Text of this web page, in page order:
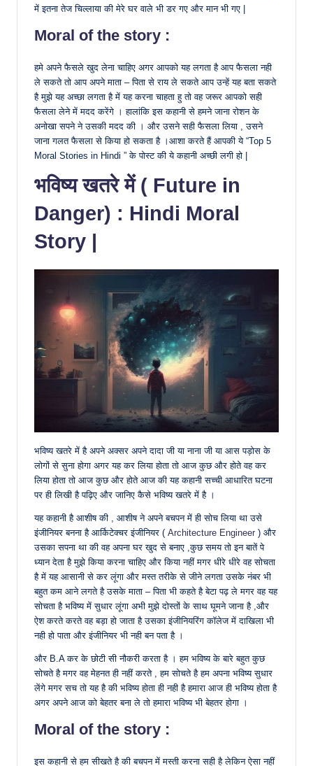
में इतना तेज चिल्लाया की मेरे घर वाले भी डर गए और मान भी गए |
Moral of the story :
हमे अपने फैसले खुद लेना चाहिए अगर आपको यह लगता है आप फैसला नही
ले सकते तो आप अपने माता – पिता से राय ले सकते आप उन्हें यह बता सकते
है मुझे यह अच्छा लगता है में यह करना चाहता हु तो वह जरूर आपको सही
फैसला लेने में मदद करेंगे । हालांकि इस कहानी से हमने जाना रोशन के
अनोखा सपने ने उसकी मदद की । और उसने सही फैसला लिया , उसने
जाना गलत फैसला से किया हो सकता है ।आशा करते हैं आपकी ये “Top 5
Moral Stories in Hindi ” के पोस्ट की ये कहानी अच्छी लगी हो |
भविष्य खतरे में ( Future in
Danger) : Hindi Moral
Story |
भविष्य खतरे में है अपने अक्सर अपने दादा जी या नाना जी या आस पड़ोस के
लोगों से सुना होगा अगर यह कर लिया होता तो आज कुछ और होते वह कर
लिया होता तो आज कुछ और होते आज की यह कहानी सच्ची आधारित घटना
पर ही लिखी है पढ़िए और जानिए कैसे भविष्य खतरे में है ।
यह कहानी है आशीष की , आशीष ने अपने बचपन में ही सोच लिया था उसे
इंजीनियर बनना है आर्किटेक्चर इंजीनियर ( Architecture Engineer ) और
उसका सपना था की वह अपना घर खुद से बनाए ,कुछ समय तो इन बातें पे
ध्यान देता है मुझे किया करना चाहिए और किया नहीं मगर धीरे धीरे वह सोचता
है में यह आसानी से कर लूंगा और मस्त तरीके से जीने लगता उसके नंबर भी
बहुत कम आने लगते है उसके माता – पिता भी कहते है बेटा पढ़ ले मगर वह यह
सोचता है भविष्य में सुधार लूंगा अभी मुझे दोस्तों के साथ घूमने जाना है ,और
ऐश करते करते वह बड़ा हो जाता है उसका इंजीनियरिंग कॉलेज में दाखिला भी
नही हो पाता और इंजीनियर भी नही बन पता है ।
और B.A कर के छोटी सी नौकरी करता है । हम भविष्य के बारे बहुत कुछ
सोचते है मगर वह मेहनत ही नहीं करते , हम सोचते है हम अपना भविष्य सुधार
लेंगे मगर सच तो यह है की भविष्य होता ही नही है हमारा आज ही भविष्य होता है
अगर अपने आज को बेहतर बना ले तो हमारा भविष्य भी बेहतर होगा ।
Moral of the story :
इस कहानी से हम सीखते है की बचपन में मस्ती करना सही है लेकिन ऐसा नहीं